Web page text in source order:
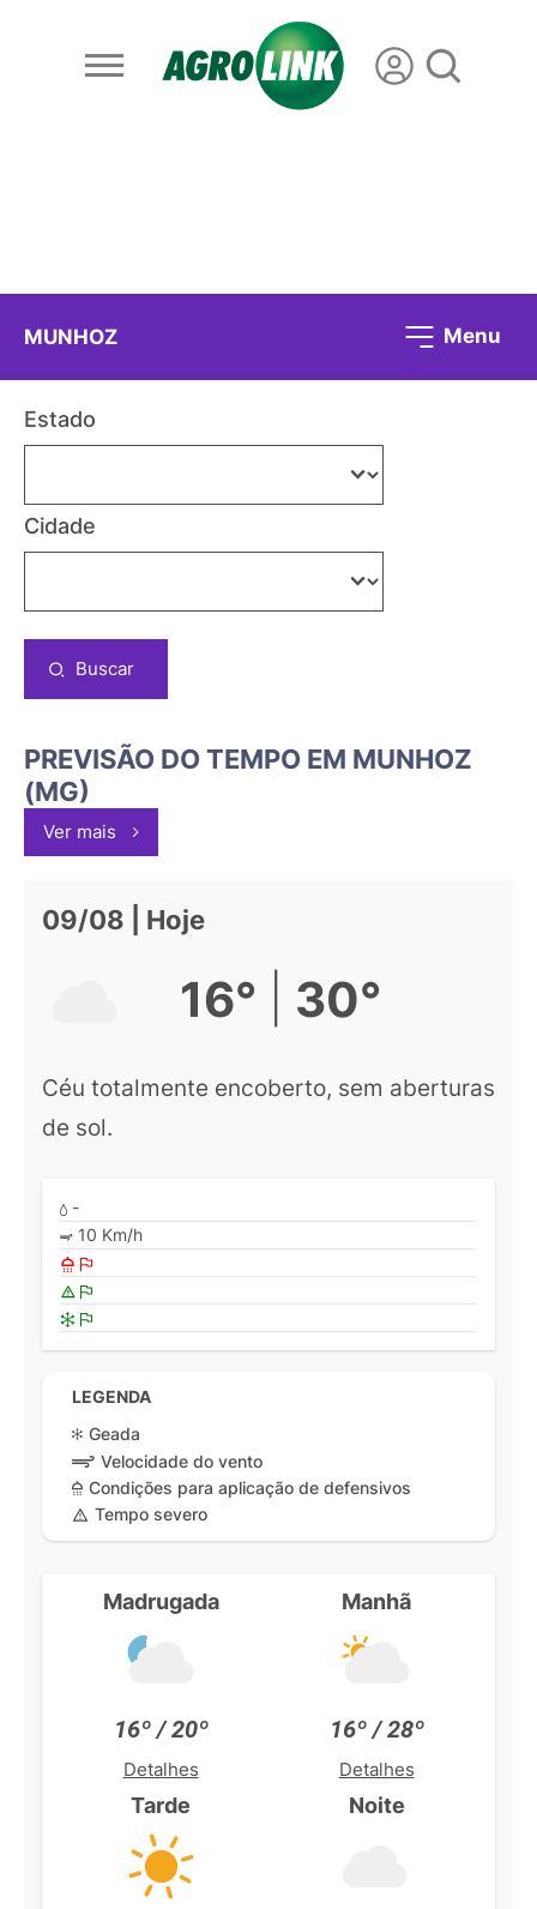
MUNHOZ Menu
Estado
Cidade
Buscar
PREVISÃO DO TEMPO EM MUNHOZ
(MG)
Ver mais
09/08 | Hoje
16° 30°
Céu totalmente encoberto, sem aberturas
de sol.
-
10 Km/h
LEGENDA
Geada
Velocidade do vento
Condições para aplicação de defensivos
Tempo severo
Madrugada
16º / 20º
Detalhes
Manhã
16º / 28º
Detalhes
Tarde Noite